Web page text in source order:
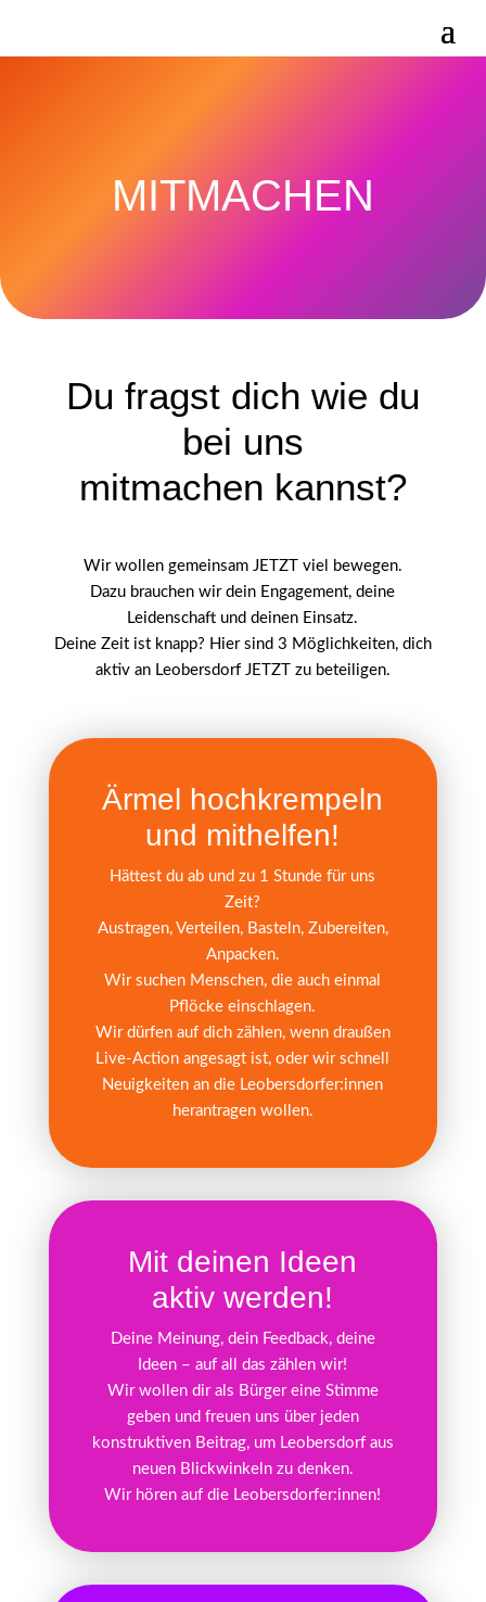
MITMACHEN
Du fragst dich wie du
bei uns
mitmachen kannst?
Wir wollen gemeinsam JETZT viel bewegen.
Dazu brauchen wir dein Engagement, deine
Leidenschaft und deinen Einsatz.
Deine Zeit ist knapp? Hier sind 3 Möglichkeiten, dich
aktiv an Leobersdorf JETZT zu beteiligen.
Ärmel hochkrempeln
und mithelfen!
Hättest du ab und zu 1 Stunde für uns
Zeit?
Austragen, Verteilen, Basteln, Zubereiten,
Anpacken.
Wir suchen Menschen, die auch einmal
Pflöcke einschlagen.
Wir dürfen auf dich zählen, wenn draußen
Live-Action angesagt ist, oder wir schnell
Neuigkeiten an die Leobersdorfer:innen
herantragen wollen.
Mit deinen Ideen
aktiv werden!
Deine Meinung, dein Feedback, deine
Ideen – auf all das zählen wir!
Wir wollen dir als Bürger eine Stimme
geben und freuen uns über jeden
konstruktiven Beitrag, um Leobersdorf aus
neuen Blickwinkeln zu denken.
Wir hören auf die Leobersdorfer:innen!